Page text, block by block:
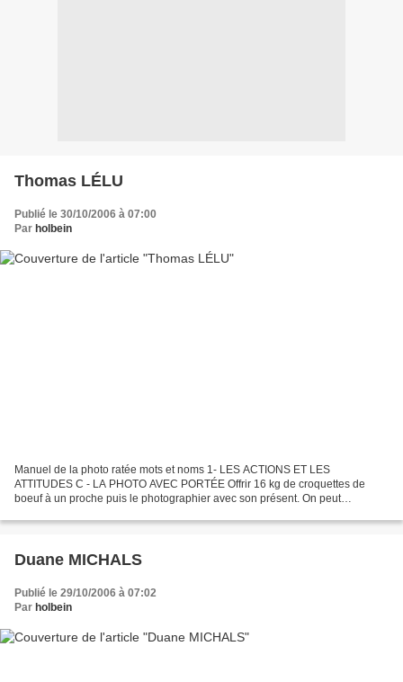
Thomas LÉLU
Publié le 30/10/2006 à 07:00
Par holbein
Manuel de la photo ratée mots et noms 1- LES ACTIONS ET LES
ATTITUDES C - LA PHOTO AVEC PORTÉE Offrir 16 kg de croquettes de
boeuf à un proche puis le photographier avec son présent. On peut
Duane MICHALS
Publié le 29/10/2006 à 07:02
Par holbein